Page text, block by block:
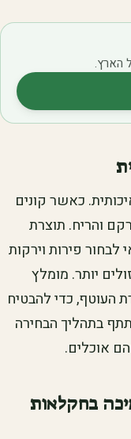
הארץ.
חדשה)
כאשר קונים
והריח. תוצרת
לבחור פירות וירקות
יותר. מומלץ
העוטף, כדי להבטיח
בתהליך הבחירה
אוכלים.
בחקלאות